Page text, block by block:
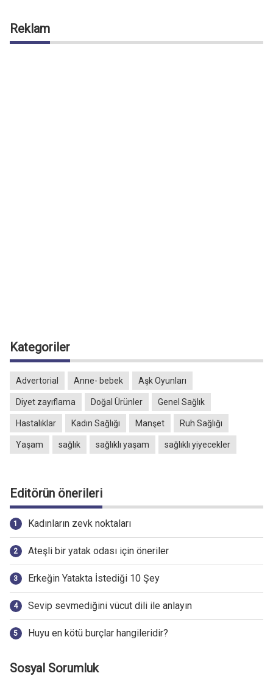
Reklam
Kategoriler
Advertorial Anne- bebek Aşk Oyunları
Diyet zayıflama Doğal Ürünler Genel Sağlık
Hastalıklar Kadın Sağlığı Manşet Ruh Sağlığı
Yaşam sağlık sağlıklı yaşam sağlıklı yiyecekler
Editörün önerileri
Kadınların zevk noktaları
Ateşli bir yatak odası için öneriler
Erkeğin Yatakta İstediği 10 Şey
Sevip sevmediğini vücut dili ile anlayın
Huyu en kötü burçlar hangileridir?
Sosyal Sorumluk